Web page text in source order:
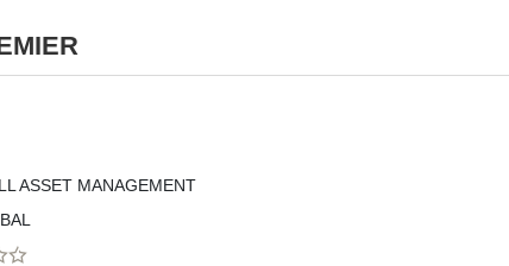
ASSET MANAGEMENT